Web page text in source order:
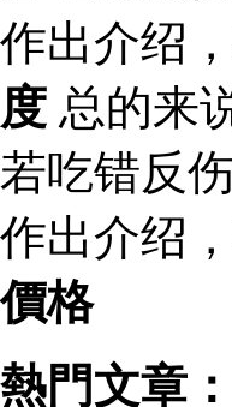
作出介绍
度 总的来
若吃错反
作出介绍
價格
熱門文章：